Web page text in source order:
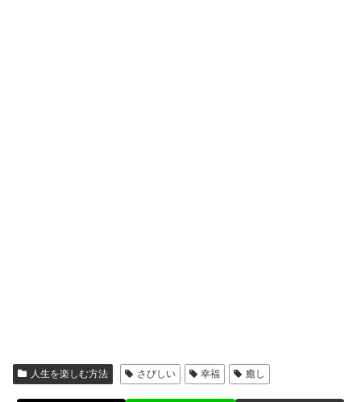
人生を楽しむ方法 さびしい 幸福 癒し